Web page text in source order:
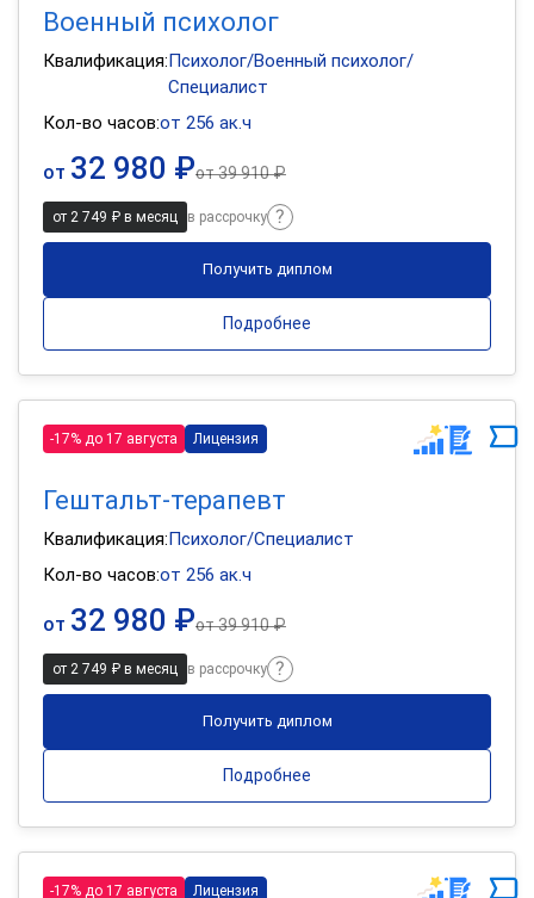
Военный психолог
Квалификация:Психолог/Военный психолог/
Специалист
Кол-во часов:от 256 ак.ч
от 32 980 ₽от39 910 ₽
от 2 749 ₽ в месяц в рассрочку
Получить диплом
Подробнее
-17% до 17 августа Лицензия
Гештальт-терапевт
Квалификация:Психолог/Специалист
Кол-во часов:от 256 ак.ч
от 32 980 ₽от39 910 ₽
от 2 749 ₽ в месяц в рассрочку
Получить диплом
Подробнее
-17% до 17 августа Лицензия